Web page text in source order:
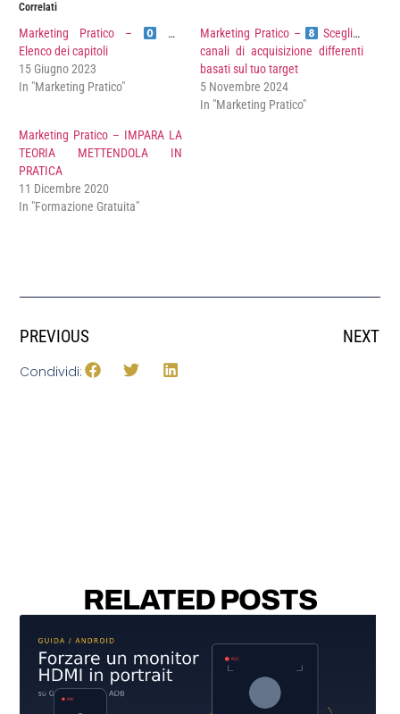
Correlati
Marketing Pratico –
Elenco dei capitoli
15 Giugno 2023
In "Marketing Pratico"
Marketing Pratico –
Scegli 3
canali di acquisizione differenti
basati sul tuo target
5 Novembre 2024
In "Marketing Pratico"
Marketing Pratico – IMPARA LA
TEORIA METTENDOLA IN
PRATICA
11 Dicembre 2020
In "Formazione Gratuita"
PREVIOUS NEXT
Condividi:
RELATED POSTS